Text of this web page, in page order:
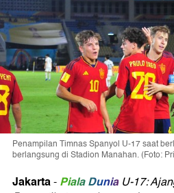
Penampilan Timnas Spanyol U-17 saat
berlangsung di Stadion Manahan. (Foto:
Jakarta-Piala Dunia U-17: